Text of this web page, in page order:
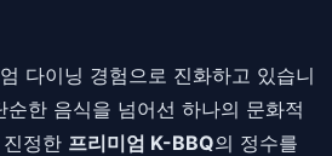
다이닝 경험으로 진화하고 있습니
한 음식을 넘어선 하나의 문화적
정한 프리미엄 K-BBQ의 정수를